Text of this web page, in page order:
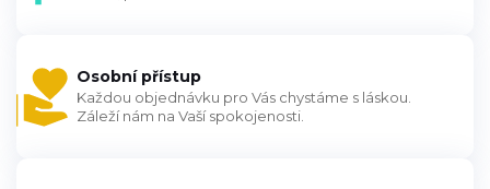
Osobní přístup
Každou objednávku pro Vás chystáme s láskou.
Záleží nám na Vaší spokojenosti.